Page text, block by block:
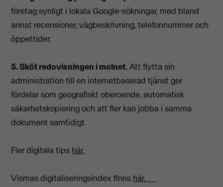
företag synligt i lokala Google-sökningar, med bland
annat recensioner, vägbeskrivning, telefonnummer och
öppettider.
5. Sköt redovisningen i molnet.Att flytta sin
administration till en internetbaserad tjänst ger
fördelar som geografiskt oberoende, automatisk
säkerhetskopiering och att fler kan jobba i samma
dokument samtidigt.
Fler digitala tips här.
Vismas digitaliseringsindex finns här.